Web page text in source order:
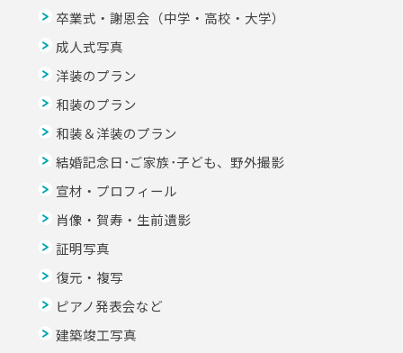
卒業式・謝恩会（中学・高校・大学）
成人式写真
洋装のプラン
和装のプラン
和装＆洋装のプラン
結婚記念日･ご家族･子ども、野外撮影
宣材・プロフィール
肖像・賀寿・生前遺影
証明写真
復元・複写
ピアノ発表会など
建築竣工写真